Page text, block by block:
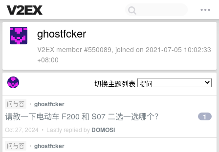
ghostfcker
V2EX member #550089, joined on 2021-07-05 10:02:33
+08:00
切换主题列表
问与答 • ghostfcker
请教一下电动车 F200 和 S07 二选一选哪个？
Oct 27, 2024 • Lastly replied by DOMOSI
1
问与答 • ghostfcker